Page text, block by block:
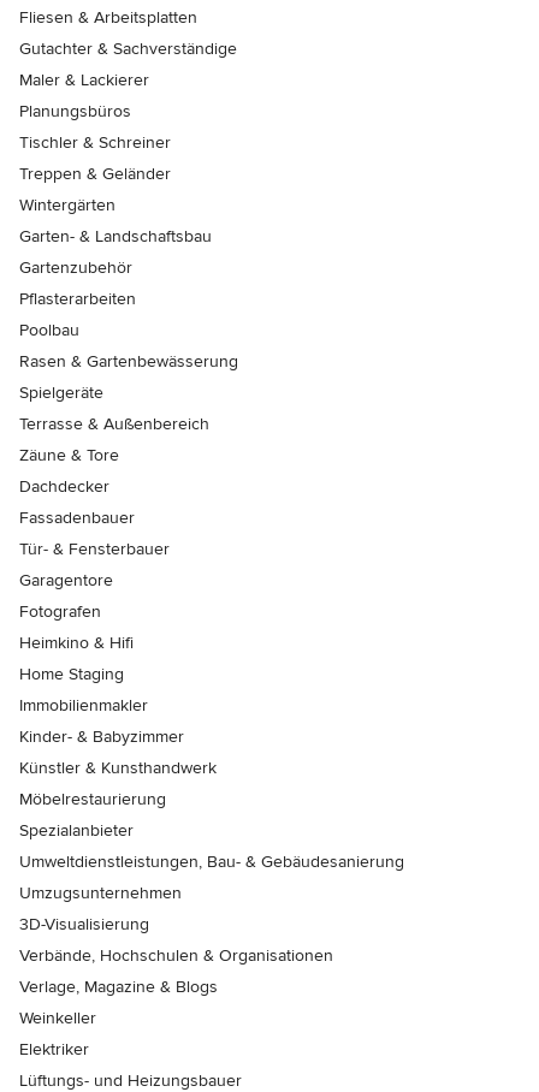
Fliesen & Arbeitsplatten
Gutachter & Sachverständige
Maler & Lackierer
Planungsbüros
Tischler & Schreiner
Treppen & Geländer
Wintergärten
Garten- & Landschaftsbau
Gartenzubehör
Pflasterarbeiten
Poolbau
Rasen & Gartenbewässerung
Spielgeräte
Terrasse & Außenbereich
Zäune & Tore
Dachdecker
Fassadenbauer
Tür- & Fensterbauer
Garagentore
Fotografen
Heimkino & Hifi
Home Staging
Immobilienmakler
Kinder- & Babyzimmer
Künstler & Kunsthandwerk
Möbelrestaurierung
Spezialanbieter
Umweltdienstleistungen, Bau- & Gebäudesanierung
Umzugsunternehmen
3D-Visualisierung
Verbände, Hochschulen & Organisationen
Verlage, Magazine & Blogs
Weinkeller
Elektriker
Lüftungs- und Heizungsbauer